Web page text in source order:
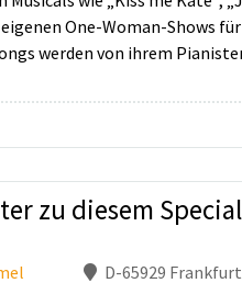
One-Woman-Shows
werden von ihrem
zu diesem Special
D-65929